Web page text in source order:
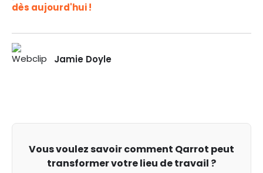
dès aujourd'hui !
Jamie Doyle
Vous voulez savoir comment Qarrot peut
transformer votre lieu de travail ?